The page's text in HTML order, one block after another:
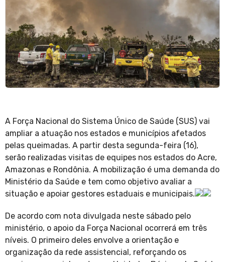
A Força Nacional do Sistema Único de Saúde (SUS) vai
ampliar a atuação nos estados e municípios afetados
pelas queimadas. A partir desta segunda-feira (16),
serão realizadas visitas de equipes nos estados do Acre,
Amazonas e Rondônia. A mobilização é uma demanda do
Ministério da Saúde e tem como objetivo avaliar a
situação e apoiar gestores estaduais e municipais.
De acordo com nota divulgada neste sábado pelo
ministério, o apoio da Força Nacional ocorrerá em três
níveis. O primeiro deles envolve a orientação e
organização da rede assistencial, reforçando os